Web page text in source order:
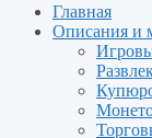
Главная
Описания и